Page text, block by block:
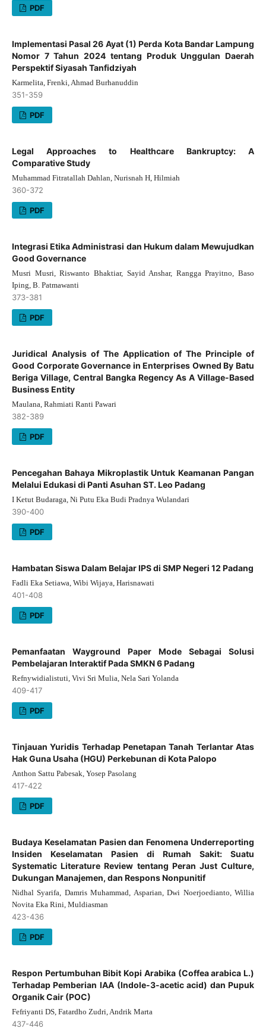
PDF
Implementasi Pasal 26 Ayat (1) Perda Kota Bandar Lampung
Nomor 7 Tahun 2024 tentang Produk Unggulan Daerah
Perspektif Siyasah Tanfidziyah
Karmelita, Frenki, Ahmad Burhanuddin
351-359
PDF
Legal Approaches to Healthcare Bankruptcy: A
Comparative Study
Muhammad Fitratallah Dahlan, Nurisnah H, Hilmiah
360-372
PDF
Integrasi Etika Administrasi dan Hukum dalam Mewujudkan
Good Governance
Musri Musri, Riswanto Bhaktiar, Sayid Anshar, Rangga Prayitno, Baso
Iping, B. Patmawanti
373-381
PDF
Juridical Analysis of The Application of The Principle of
Good Corporate Governance in Enterprises Owned By Batu
Beriga Village, Central Bangka Regency As A Village-Based
Business Entity
Maulana, Rahmiati Ranti Pawari
382-389
PDF
Pencegahan Bahaya Mikroplastik Untuk Keamanan Pangan
Melalui Edukasi di Panti Asuhan ST. Leo Padang
I Ketut Budaraga, Ni Putu Eka Budi Pradnya Wulandari
390-400
PDF
Hambatan Siswa Dalam Belajar IPS di SMP Negeri 12 Padang
Fadli Eka Setiawa, Wibi Wijaya, Harisnawati
401-408
PDF
Pemanfaatan Wayground Paper Mode Sebagai Solusi
Pembelajaran Interaktif Pada SMKN 6 Padang
Refnywidialistuti, Vivi Sri Mulia, Nela Sari Yolanda
409-417
PDF
Tinjauan Yuridis Terhadap Penetapan Tanah Terlantar Atas
Hak Guna Usaha (HGU) Perkebunan di Kota Palopo
Anthon Sattu Pabesak, Yosep Pasolang
417-422
PDF
Budaya Keselamatan Pasien dan Fenomena Underreporting
Insiden Keselamatan Pasien di Rumah Sakit: Suatu
Systematic Literature Review tentang Peran Just Culture,
Dukungan Manajemen, dan Respons Nonpunitif
Nidhal Syarifa, Damris Muhammad, Asparian, Dwi Noerjoedianto, Willia
Novita Eka Rini, Muldiasman
423-436
PDF
Respon Pertumbuhan Bibit Kopi Arabika (Coffea arabica L.)
Terhadap Pemberian IAA (Indole-3-acetic acid) dan Pupuk
Organik Cair (POC)
Fefriyanti DS, Fatardho Zudri, Andrik Marta
437-446